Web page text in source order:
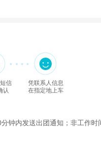
信
认
凭联系人信息
在指定地上车
内发送出团通知；非工作